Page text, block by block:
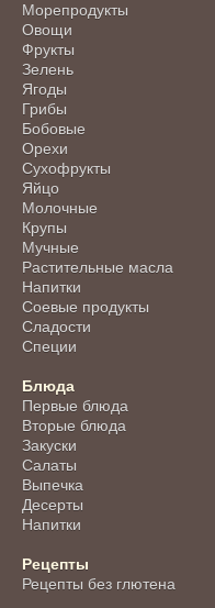
Морепродукты
Овощи
Фрукты
Зелень
Ягоды
Грибы
Бобовые
Орехи
Сухофрукты
Яйцо
Молочные
Крупы
Мучные
Растительные масла
Напитки
Соевые продукты
Сладости
Специи
Блюда
Первые блюда
Вторые блюда
Закуски
Салаты
Выпечка
Десерты
Напитки
Рецепты
Рецепты без глютена